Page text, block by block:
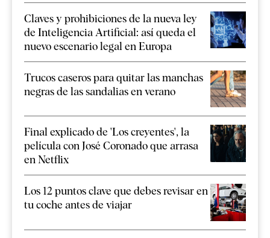
Claves y prohibiciones de la nueva ley
de Inteligencia Artificial: así queda el
nuevo escenario legal en Europa
Trucos caseros para quitar las manchas
negras de las sandalias en verano
Final explicado de 'Los creyentes', la
película con José Coronado que arrasa
en Netflix
Los 12 puntos clave que debes revisar en
tu coche antes de viajar